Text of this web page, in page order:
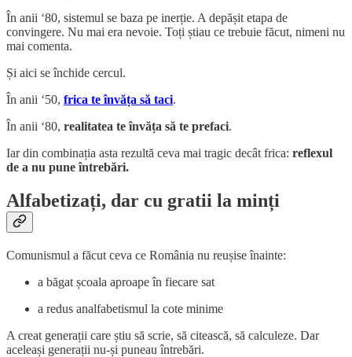
În anii ‘80, sistemul se baza pe inerție. A depășit etapa de
convingere. Nu mai era nevoie. Toți știau ce trebuie făcut, nimeni nu
mai comenta.
Și aici se închide cercul.
În anii ‘50, frica te învăța să taci.
În anii ‘80, realitatea te învăța să te prefaci.
Iar din combinația asta rezultă ceva mai tragic decât frica: reflexul
de a nu pune întrebări.
Alfabetizați, dar cu gratii la minți
Comunismul a făcut ceva ce România nu reușise înainte:
a băgat școala aproape în fiecare sat
a redus analfabetismul la cote minime
A creat generații care știu să scrie, să citească, să calculeze. Dar
aceleași generații nu-și puneau întrebări.